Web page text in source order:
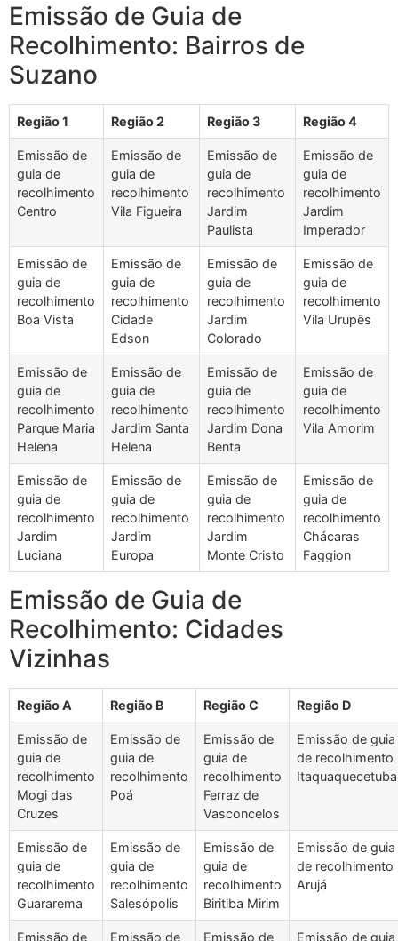
Emissão de Guia de
Recolhimento: Bairros de
Suzano
Região 1 Região 2 Região 3 Região 4
Emissão de
guia de
recolhimento
Centro
Emissão de
guia de
recolhimento
Vila Figueira
Emissão de
guia de
recolhimento
Jardim
Paulista
Emissão de
guia de
recolhimento
Jardim
Imperador
Emissão de
guia de
recolhimento
Boa Vista
Emissão de
guia de
recolhimento
Cidade
Edson
Emissão de
guia de
recolhimento
Jardim
Colorado
Emissão de
guia de
recolhimento
Vila Urupês
Emissão de
guia de
recolhimento
Parque Maria
Helena
Emissão de
guia de
recolhimento
Jardim Santa
Helena
Emissão de
guia de
recolhimento
Jardim Dona
Benta
Emissão de
guia de
recolhimento
Vila Amorim
Emissão de
guia de
recolhimento
Jardim
Luciana
Emissão de
guia de
recolhimento
Jardim
Europa
Emissão de
guia de
recolhimento
Jardim
Monte Cristo
Emissão de
guia de
recolhimento
Chácaras
Faggion
Emissão de Guia de
Recolhimento: Cidades
Vizinhas
Região A Região B Região C Região D
Emissão de
guia de
recolhimento
Mogi das
Cruzes
Emissão de
guia de
recolhimento
Poá
Emissão de
guia de
recolhimento
Ferraz de
Vasconcelos
Emissão de guia
de recolhimento
Itaquaquecetuba
Emissão de
guia de
recolhimento
Guararema
Emissão de
guia de
recolhimento
Salesópolis
Emissão de
guia de
recolhimento
Biritiba Mirim
Emissão de guia
de recolhimento
Arujá
Emissão de
Emissão de
Emissão de
Emissão de guia